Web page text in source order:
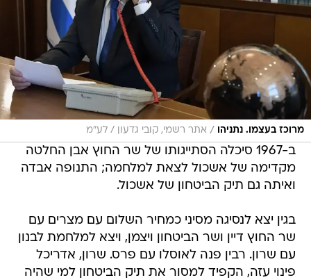
מרוכז בעצמו. נתניהו / אתר רשמי, קובי גדעון / לע"מ
ב-1967 סיכלה הסתייגותו של שר החוץ אבן החלטה
מקדימה של אשכול לצאת למלחמה; התנופה אבדה
ואיתה גם תיק הביטחון של אשכול.
בגין יצא לנסיגה מסיני כמחיר השלום עם מצרים עם
שר החוץ דיין ושר הביטחון ויצמן, ויצא למלחמת לבנון
עם שרון. רבין פנה לאוסלו עם פרס. שרון, אדריכל
פינוי עזה, הקפיד למסור את תיק הביטחון למי שהיה